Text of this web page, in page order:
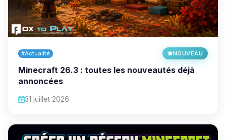
#Actualité NOUVEAU
Minecraft 26.3 : toutes les nouveautés déjà
annoncées
31 juillet 2026